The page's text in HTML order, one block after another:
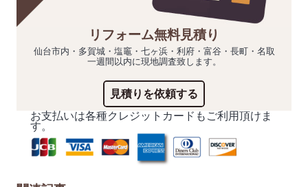
リフォーム無料見積り
仙台市内・多賀城・塩竈・七ヶ浜・利府・富谷・長町・名取
一週間以内に現地調査致します。
見積りを依頼する
お支払いは各種クレジットカードもご利用頂けま
す。